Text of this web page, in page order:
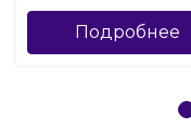
Подробнее